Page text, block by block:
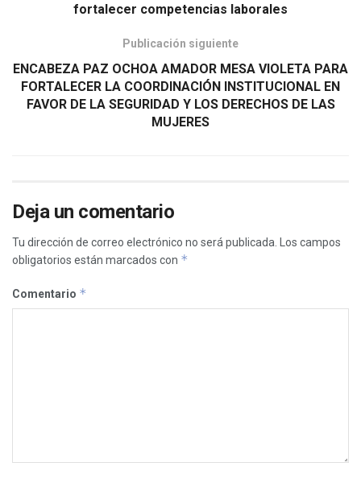
fortalecer competencias laborales
Publicación siguiente
ENCABEZA PAZ OCHOA AMADOR MESA VIOLETA PARA
FORTALECER LA COORDINACIÓN INSTITUCIONAL EN
FAVOR DE LA SEGURIDAD Y LOS DERECHOS DE LAS
MUJERES
Deja un comentario
Tu dirección de correo electrónico no será publicada.
Los campos
obligatorios están marcados con *
Comentario *